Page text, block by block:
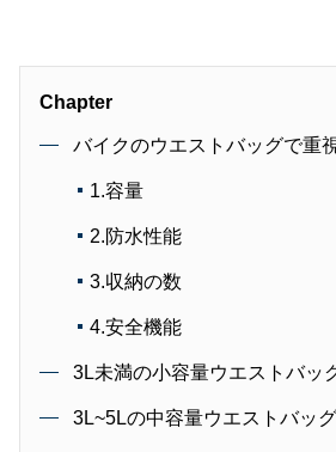
Chapter
バイクのウエストバッグで重
1.容量
2.防水性能
3.収納の数
4.安全機能
3L未満の小容量ウエストバッ
3L~5Lの中容量ウエストバッ